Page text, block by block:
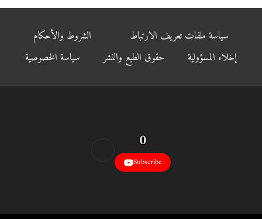
الشروط والأحكام
سياسة ملفات تعريف الارتباط
سياسة الخصوصية
حقوق الطبع والنشر إخلاء المسؤولية
0
Subscribe